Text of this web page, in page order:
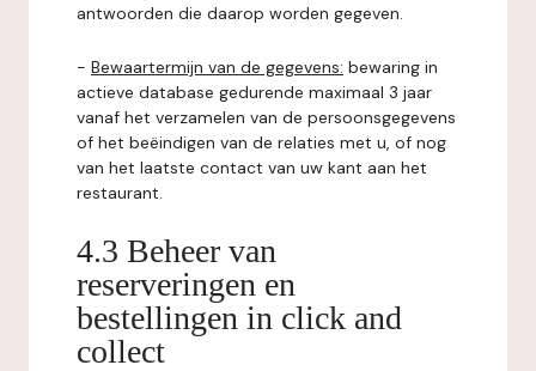
antwoorden die daarop worden gegeven.
- Bewaartermijn van de gegevens: bewaring in
actieve database gedurende maximaal 3 jaar
vanaf het verzamelen van de persoonsgegevens
of het beëindigen van de relaties met u, of nog
van het laatste contact van uw kant aan het
restaurant.
4.3 Beheer van
reserveringen en
bestellingen in click and
collect